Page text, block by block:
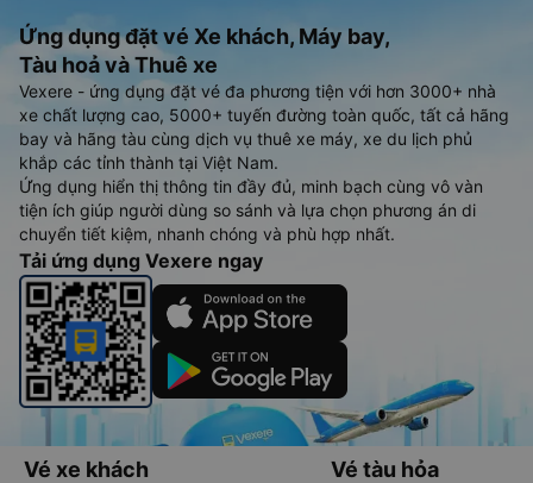
Ứng dụng đặt vé Xe khách, Máy bay,
Tàu hoả và Thuê xe
Vexere - ứng dụng đặt vé đa phương tiện với hơn 3000+ nhà
xe chất lượng cao, 5000+ tuyến đường toàn quốc, tất cả hãng
bay và hãng tàu cùng dịch vụ thuê xe máy, xe du lịch phủ
khắp các tỉnh thành tại Việt Nam.
Ứng dụng hiển thị thông tin đầy đủ, minh bạch cùng vô vàn
tiện ích giúp người dùng so sánh và lựa chọn phương án di
chuyển tiết kiệm, nhanh chóng và phù hợp nhất.
Tải ứng dụng Vexere ngay
Vé xe khách Vé tàu hỏa